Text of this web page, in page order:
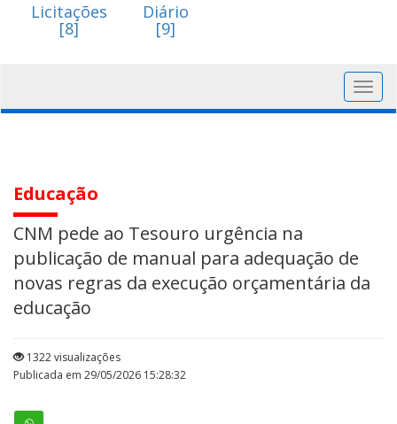
Licitações
[8]
Diário
[9]
Educação
CNM pede ao Tesouro urgência na
publicação de manual para adequação de
novas regras da execução orçamentária da
educação
1322 visualizações
Publicada em 29/05/2026 15:28:32